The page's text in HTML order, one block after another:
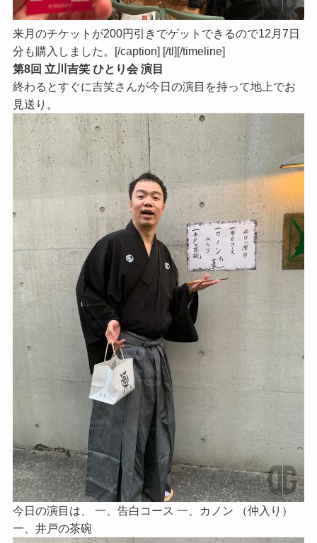
来月のチケットが200円引きでゲットできるので12月7日
分も購入しました。[/caption] [/tl][/timeline]
第8回 立川吉笑 ひとり会 演目
終わるとすぐに吉笑さんが今日の演目を持って地上でお
見送り。
今日の演目は、 一、告白コース 一、カノン （仲入り）
一、井戸の茶碗